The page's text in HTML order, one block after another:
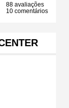
88 avaliações
10 comentários